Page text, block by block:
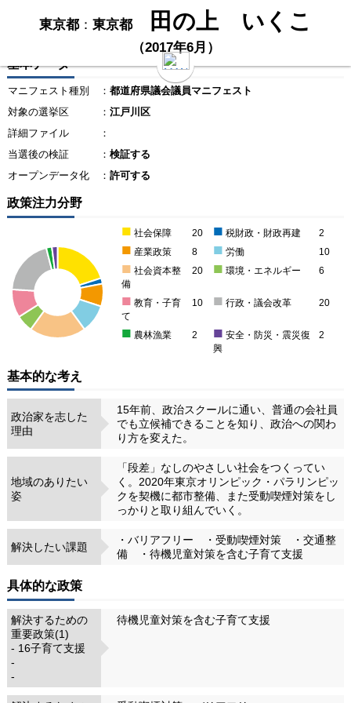
東京都：東京都 田の上 いくこ
（2017年6月）
基本データ
マニフェスト種別 ： 都道府県議会議員マニフェスト
対象の選挙区
： 江戸川区
詳細ファイル
：
当選後の検証
： 検証する
オープンデータ化
： 許可する
政策注力分野
■ 社会保障 20 ■ 税財政・財政再建 2
■ 産業政策 8 ■ 労働 10
■ 社会資本整
備
20 ■ 環境・エネルギー 6
■ 教育・子育
て
10 ■ 行政・議会改革 20
■ 農林漁業 2 ■ 安全・防災・震災復
興
2
基本的な考え
政治家を志した
理由
15年前、政治スクールに通い、普通の会社員
でも立候補できることを知り、政治への関わ
り方を変えた。
地域のありたい
姿
「段差」なしのやさしい社会をつくってい
く。2020年東京オリンピック・パラリンピッ
クを契機に都市整備、また受動喫煙対策をし
っかりと取り組んでいく。
解決したい課題
・バリアフリー ・受動喫煙対策 ・交通整
備 ・待機児童対策を含む子育て支援
具体的な政策
解決するための
重要政策(1)
- 16子育て支援
-
-
待機児童対策を含む子育て支援